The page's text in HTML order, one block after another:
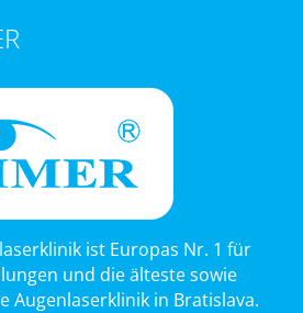
ist Europas Nr. 1 für
und die älteste sowie
Augenlaserklinik in Bratislava.